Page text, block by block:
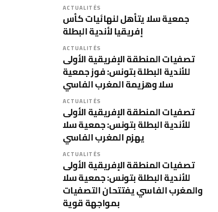
ACTUALITÉS
جمعية سلا يتأهل لنهائيات كأس
إفريقيا لأندية البطلة
ACTUALITÉS
تصفيات المنطقة الإفريقية الأولى
للأندية البطلة بتونس: فوز جمعية
سلا وهزيمة المغرب الفاسي
ACTUALITÉS
تصفيات المنطقة الإفريقية الأولى
للأندية البطلة بتونس: جمعية سلا
يهزم المغرب الفاسي
ACTUALITÉS
تصفيات المنطقة الإفريقية الأولى
للأندية البطلة بتونس: جمعية سلا
والمغرب الفاسي يفتتحان التصفيات
بمواجهة قوية